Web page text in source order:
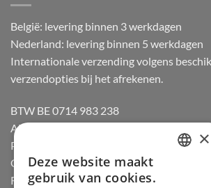
België: levering binnen 3 werkdagen
Nederland: levering binnen 5 werkdagen
Internationale verzending volgens
verzendopties bij het afrekenen.
BTW BE 0714 983 238
Algemene voorwaarden
Privacybeleid
Cookiebeleid
Retourneren
×
Deze website maakt
gebruik van cookies.